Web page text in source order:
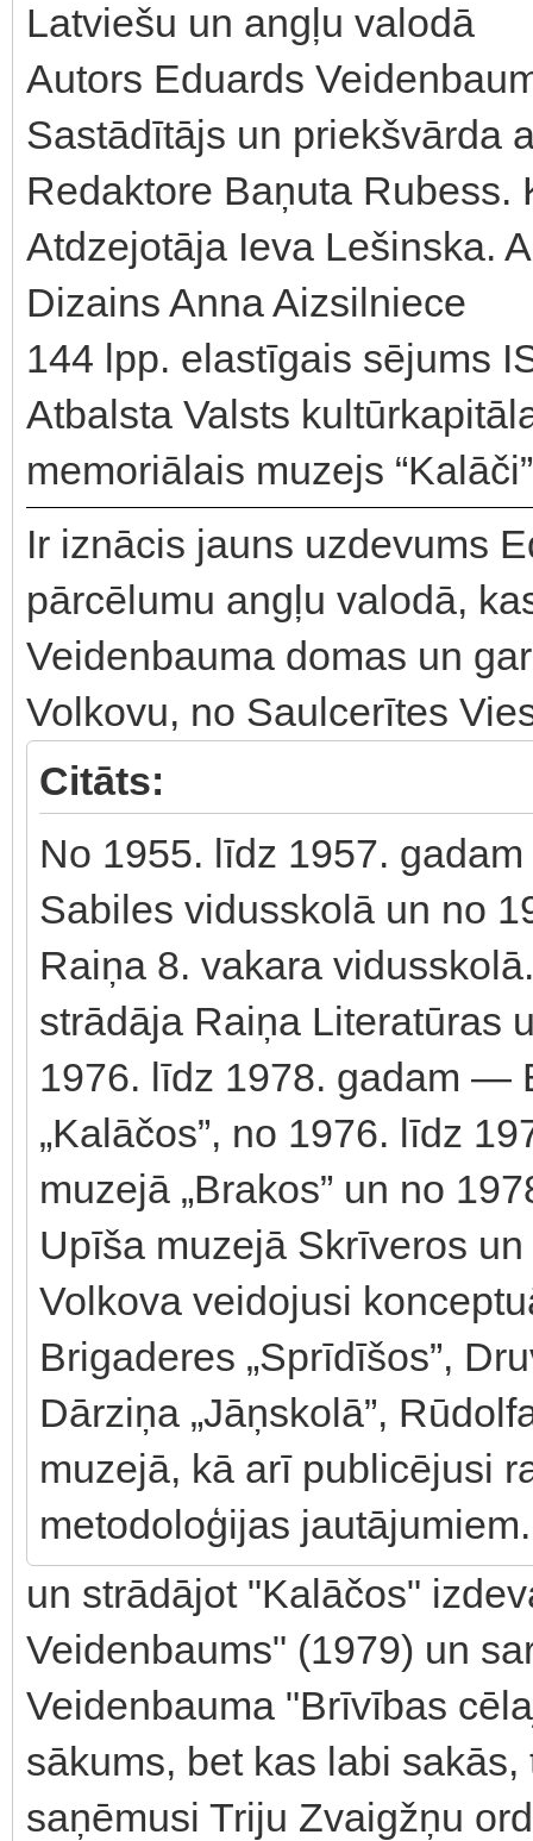
Latviešu un angļu valodā
Autors Eduards
Sastādītājs un priekšvārda
Redaktore Baņuta Rubess.
Atdzejotāja Ieva Lešinska.
Dizains Anna Aizsilniece
144 lpp. elastīgais sējums
Atbalsta Valsts
memoriālais muzejs
Ir iznācis jauns uzdevums
pārcēlumu angļu valodā,
Veidenbauma domas un
Volkovu, no Saulcerītes
Citāts:
No 1955. līdz 1957.
Sabiles vidusskolā un no
Raiņa 8. vakara
strādāja Raiņa Literatūras
1976. līdz 1978. gadam —
„Kalāčos”, no 1976. līdz
muzejā „Brakos” un no
Upīša muzejā Skrīveros
Volkova veidojusi
Brigaderes „Sprīdīšos”,
Dārziņa „Jāņskolā”,
muzejā, kā arī publicējusi
metodoloģijas jautājumiem.
un strādājot "Kalāčos"
Veidenbaums" (1979) un
Veidenbauma "Brīvības
sākums, bet kas labi
saņēmusi Triju Zvaigžņu